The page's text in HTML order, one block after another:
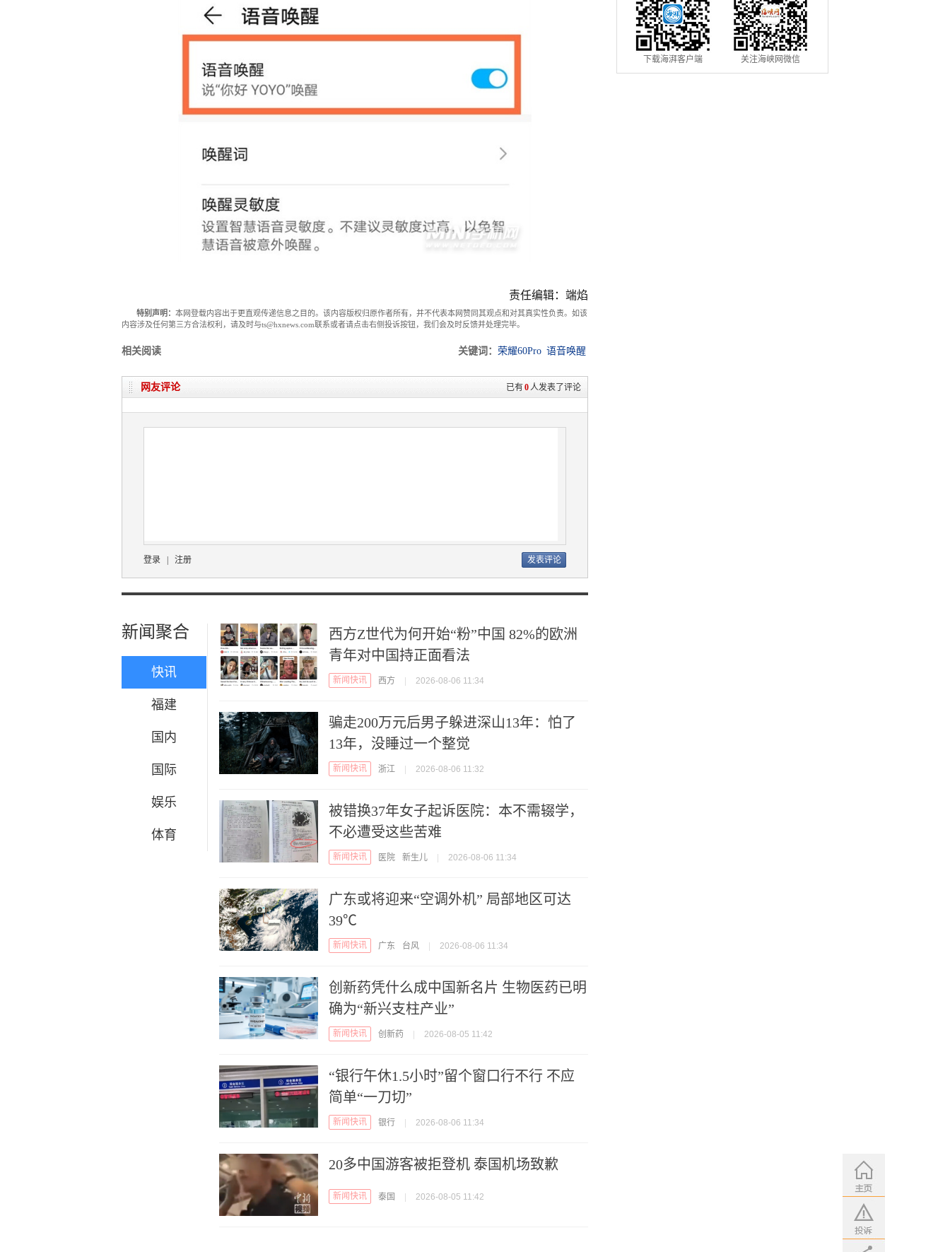
责任编辑：端焰
特别声明： 本网登载内容出于更直观传递信息之目的。该内容版权归原作者所有，并不代表本网赞同其观点和对其真实性负责。如该
内容涉及任何第三方合法权利，请及时与ts@hxnews.com联系或者请点击右侧投诉按钮，我们会及时反馈并处理完毕。
相关阅读 关键词： 荣耀60Pro 语音唤醒
已有0 人发表了评论
网友评论
登录 | 注册
新闻聚合
快讯
福建
国内
国际
娱乐
体育
西方Z世代为何开始“粉”中国 82%的欧洲
青年对中国持正面看法
新闻快讯 西方 | 2026-08-06 11:34
骗走200万元后男子躲进深山13年：怕了
13年，没睡过一个整觉
新闻快讯 浙江 | 2026-08-06 11:32
被错换37年女子起诉医院：本不需辍学，
不必遭受这些苦难
新闻快讯 医院 新生儿 | 2026-08-06 11:34
广东或将迎来“空调外机” 局部地区可达
39℃
新闻快讯 广东 台风 | 2026-08-06 11:34
创新药凭什么成中国新名片 生物医药已明
确为“新兴支柱产业”
新闻快讯 创新药 | 2026-08-05 11:42
“银行午休1.5小时”留个窗口行不行 不应
简单“一刀切”
新闻快讯 银行 | 2026-08-06 11:34
20多中国游客被拒登机 泰国机场致歉
新闻快讯 泰国 | 2026-08-05 11:42
下载海湃客户端 关注海峡网微信